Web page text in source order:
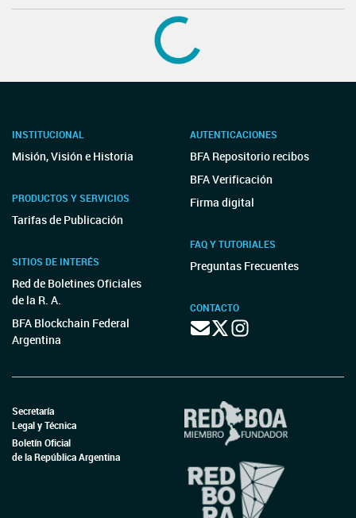
MINISTERIO DE PRODUCCIÓN Y TRABAJO -
SECRETARÍA DE TRABAJO
RESOL-2019-52-APN-SECT#MPYT
MINISTERIO DE PRODUCCIÓN Y TRABAJO -
SECRETARÍA DE TRABAJO
Resolución 99/2019
MINISTERIO DE PRODUCCIÓN Y TRABAJO -
SECRETARÍA DE TRABAJO
SECRETARÍA DE TRABAJO
RESOL-2018-169-APN-SECT#MPYT
MINISTERIO DE PRODUCCIÓN Y TRABAJO -
SECRETARÍA DE TRABAJO